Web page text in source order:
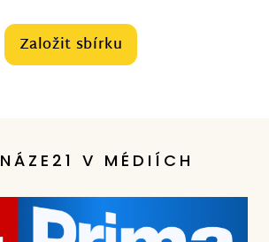
Založit sbírku
V MÉDIÍCH